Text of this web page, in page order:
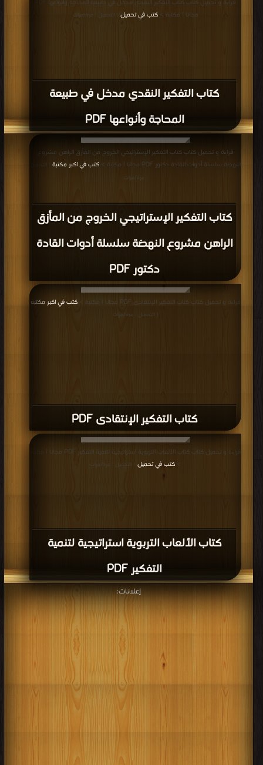
كتاب التفكير النقدي مدخل في طبيعة
المحاجة وأنواعها PDF
مجانا | مكتبة >كتب في تحميل | التحميل : مرة/مرات
كتاب التفكير الإستراتيجي الخروج من المأزق
الراهن مشروع النهضة سلسلة أدوات القادة
دكتور PDF
قراءة و تحميل كتاب كتاب التفكير الإستراتيجي الخروج من المأزق الراهن مشروع
النهضة سلسلة أدوات القادة دكتور PDF مجانا | مكتبة >
كتب في اكبر مكتبة
: مرة/مرات
كتاب التفكير الإنتقادى PDF
قراءة و تحميل كتاب كتاب التفكير الإنتقادى PDF مجانا | مكتبة > كتب في اكبر مكتبة
| التحميل : مرة/مرات
كتاب الألعاب التربوية استراتيجية لتنمية
التفكير PDF
قراءة و تحميل كتاب كتاب الألعاب التربوية استراتيجية لتنمية التفكير PDF مجانا | مكتبة
> كتب في تحميل | التحميل : مرة/مرات
إعلانات: